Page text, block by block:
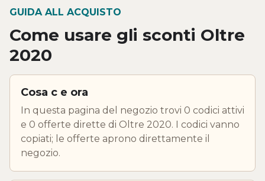
GUIDA ALL ACQUISTO
Come usare gli sconti Oltre
2020
Cosa c e ora
In questa pagina del negozio trovi 0 codici attivi
e 0 offerte dirette di Oltre 2020. I codici vanno
copiati; le offerte aprono direttamente il
negozio.